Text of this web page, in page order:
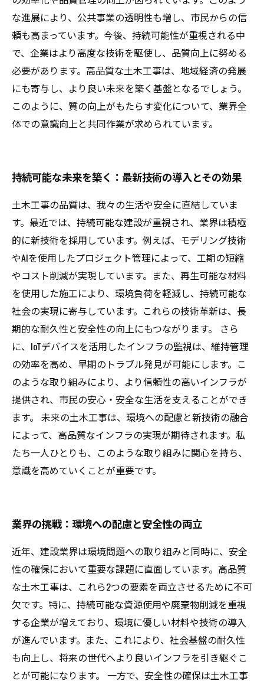
な進展により、公共事業の透明性も増し、市民からの信
頼も高まっています。今後、持続可能性が重視される中
で、企業はより高度な技術を駆使し、品質向上に努める
必要があります。高品質な土木工事は、地域経済の発展
にも寄与し、より良い未来を築く基盤となるでしょう。
このように、質の向上がもたらす変化について、業界全
体での意識向上と共同作業が求められています。
持続可能な未来を築く：最新技術の導入とその効果
土木工事の品質は、我々の生活や安全に直結していま
す。最近では、持続可能な建設が重視され、業界は積極
的に新技術を採用しています。例えば、モデリング技術
やAIを使用したプロジェクト管理によって、工期の短縮
やコスト削減が実現しています。また、再生可能な材料
を使用した施工により、環境負荷を軽減し、持続可能な
社会の実現に寄与しています。これらの技術革新は、長
期的な耐久性と安全性の向上にもつながります。 さら
に、IoTデバイスを活用したインフラの監視は、維持管理
の効率を高め、早期のトラブル発見が可能にします。こ
のような取り組みにより、より信頼性の高いインフラが
提供され、市民の安心・安全な生活を支えることができ
ます。 未来の土木工事は、環境への配慮と新技術の融合
によって、高品質なインフラの実現が期待されます。私
たち一人ひとりも、このような取り組みに関心を持ち、
意識を高めていくことが重要です。
業界の挑戦：環境への配慮と安全性の両立
近年、建設業界は環境問題への取り組みと同時に、安全
性の確保において重要な課題に直面しています。高品質
な土木工事は、これら2つの要素を両立させるために不可
欠です。特に、持続可能な資源使用や廃棄物削減を重視
する企業が増えており、環境に優しい材料や技術の導入
が進んでいます。また、これにより、社会基盤の耐久性
も向上し、将来の世代へより良いインフラを引き継ぐこ
とが可能になります。 一方で、安全性の確保は土木工事